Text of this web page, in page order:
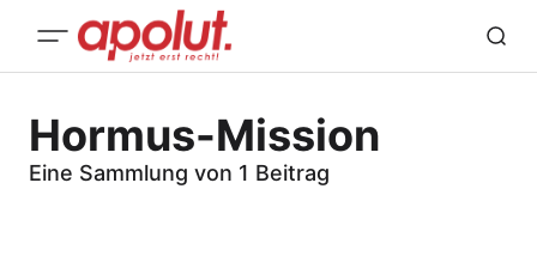
Hormus-Mission
Eine Sammlung von 1 Beitrag